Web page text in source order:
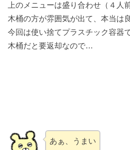
上のメニューは盛り合わせ（４人
木桶の方が雰囲気が出て、本当は
今回は使い捨てプラスチック容器
木桶だと要返却なので…
あぁ、うまい